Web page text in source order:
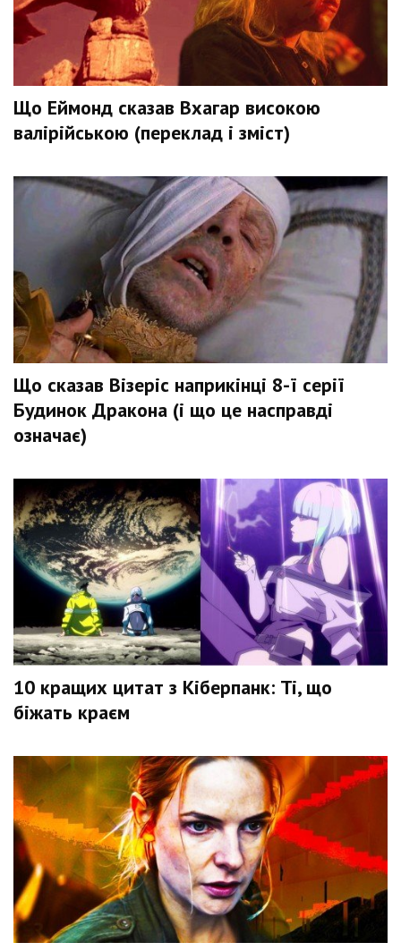
Що Еймонд сказав Вхагар високою
валірійською (переклад і зміст)
Що сказав Візеріс наприкінці 8-ї серії
Будинок Дракона (і що це насправді
означає)
10 кращих цитат з Кіберпанк: Ті, що
біжать краєм